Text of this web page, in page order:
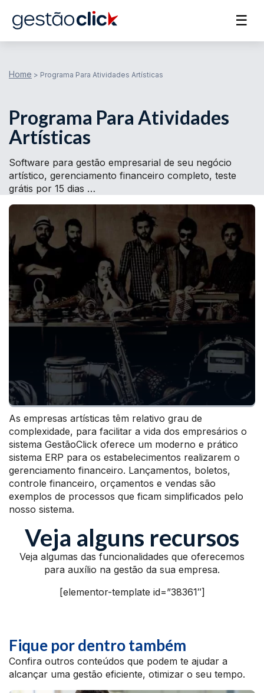
☰
Home > Programa Para Atividades Artísticas
Programa Para Atividades
Artísticas
Software para gestão empresarial de seu negócio
artístico, gerenciamento financeiro completo, teste
grátis por 15 dias …
As empresas artísticas têm relativo grau de
complexidade, para facilitar a vida dos empresários o
sistema GestãoClick oferece um moderno e prático
sistema ERP para os estabelecimentos realizarem o
gerenciamento financeiro. Lançamentos, boletos,
controle financeiro, orçamentos e vendas são
exemplos de processos que ficam simplificados pelo
nosso sistema.
Veja alguns recursos
Veja algumas das funcionalidades que oferecemos
para auxílio na gestão da sua empresa.
[elementor-template id=”38361″]
Fique por dentro também
Confira outros conteúdos que podem te ajudar a
alcançar uma gestão eficiente, otimizar o seu tempo.